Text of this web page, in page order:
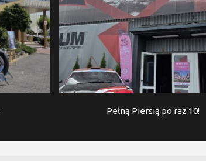
Pełną Piersią po raz 10!